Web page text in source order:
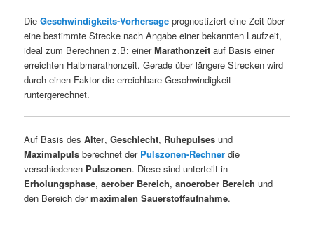
DieGeschwindigkeits-Vorhersage prognostiziert eine Zeit über
eine bestimmte Strecke nach Angabe einer bekannten Laufzeit,
ideal zum Berechnen z.B: einerMarathonzeit auf Basis einer
erreichten Halbmarathonzeit. Gerade über längere Strecken wird
durch einen Faktor die erreichbare Geschwindigkeit
runtergerechnet.
Auf Basis desAlter,Geschlecht, Ruhepulses und
Maximalpuls berechnet der Pulszonen-Rechner die
verschiedenen Pulszonen. Diese sind unterteilt in
Erholungsphase,aerober Bereich,anoerober Bereich und
den Bereich dermaximalen Sauerstoffaufnahme.